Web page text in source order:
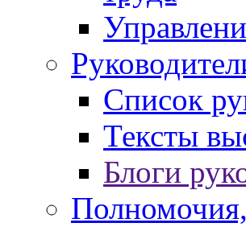
Список
Тексты
Блоги